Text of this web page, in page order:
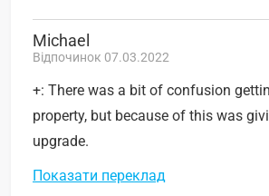
Michael
Відпочинок 07.03.2022
+: There was a bit of confusion
property, but because of this was
upgrade.
Показати переклад